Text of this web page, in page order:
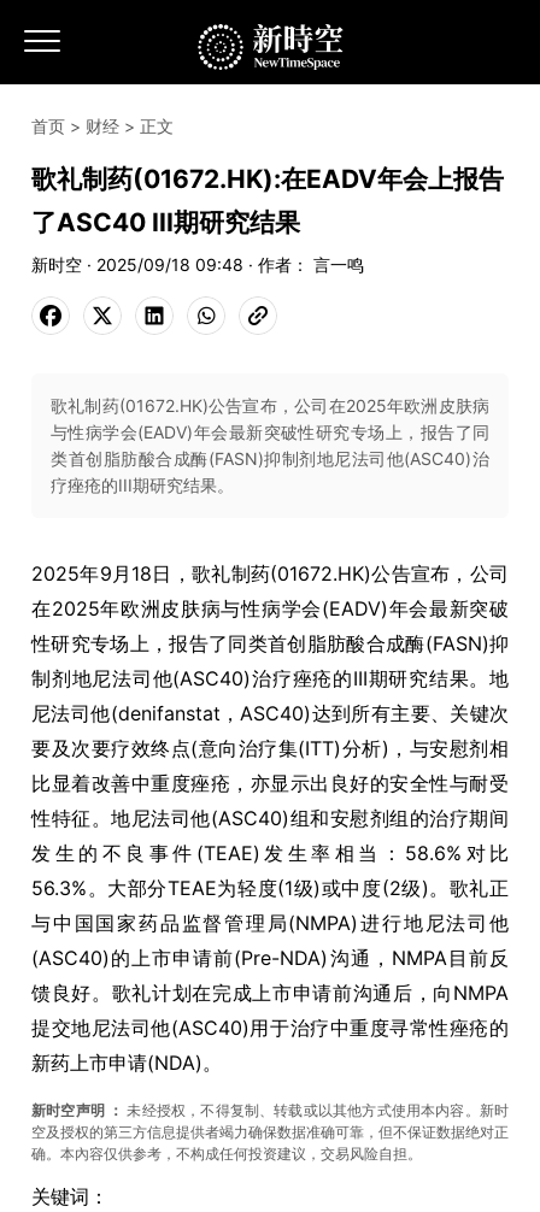
首页 > 财经 > 正文
歌礼制药(01672.HK):在EADV年会上报告
了ASC40 III期研究结果
新时空 · 2025/09/18 09:48 · 作者： 言一鸣
歌礼制药(01672.HK)公告宣布，公司在2025年欧洲皮肤病
与性病学会(EADV)年会最新突破性研究专场上，报告了同
类首创脂肪酸合成酶(FASN)抑制剂地尼法司他(ASC40)治
疗痤疮的III期研究结果。
2025年9月18日，歌礼制药(01672.HK)公告宣布，公司
在2025年欧洲皮肤病与性病学会(EADV)年会最新突破
性研究专场上，报告了同类首创脂肪酸合成酶(FASN)抑
制剂地尼法司他(ASC40)治疗痤疮的III期研究结果。地
尼法司他(denifanstat，ASC40)达到所有主要、关键次
要及次要疗效终点(意向治疗集(ITT)分析)，与安慰剂相
比显着改善中重度痤疮，亦显示出良好的安全性与耐受
性特征。地尼法司他(ASC40)组和安慰剂组的治疗期间
发生的不良事件(TEAE)发生率相当：58.6%对比
56.3%。大部分TEAE为轻度(1级)或中度(2级)。歌礼正
与中国国家药品监督管理局(NMPA)进行地尼法司他
(ASC40)的上市申请前(Pre-NDA)沟通，NMPA目前反
馈良好。歌礼计划在完成上市申请前沟通后，向NMPA
提交地尼法司他(ASC40)用于治疗中重度寻常性痤疮的
新药上市申请(NDA)。
新时空声明 ： 未经授权，不得复制、转载或以其他方式使用本内容。新时
空及授权的第三方信息提供者竭力确保数据准确可靠，但不保证数据绝对正
确。本內容仅供参考，不构成任何投资建议，交易风险自担。
关键词：